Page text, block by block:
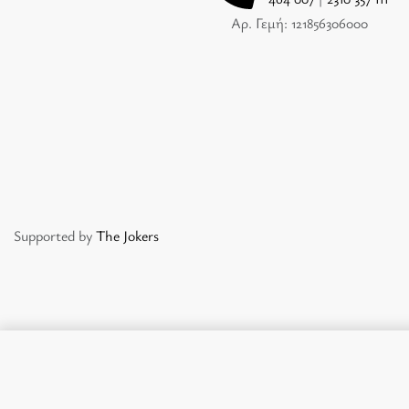
Αρ. Γεμή: 121856306000
Supported byThe Jokers